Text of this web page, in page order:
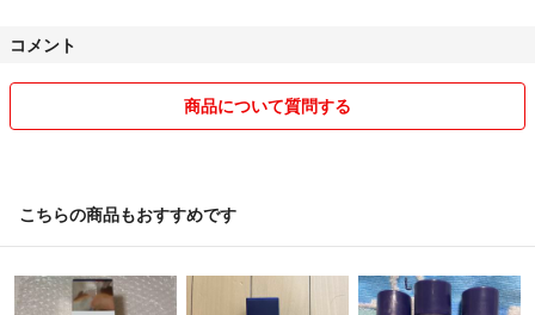
コメント
商品について質問する
こちらの商品もおすすめです